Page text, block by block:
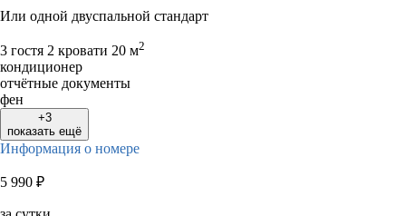
Или одной двуспальной стандарт
3 гостя 2 кровати 20 м2
кондиционер
отчётные документы
фен
+3
показать ещё
Информация о номере
5 990 ₽